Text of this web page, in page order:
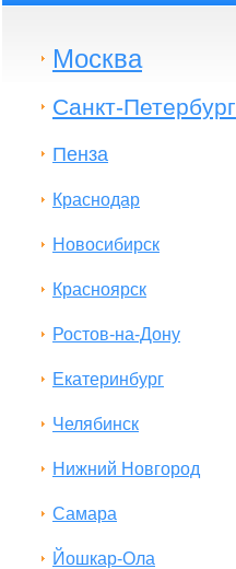
Москва
Санкт-Петербург
Пенза
Краснодар
Новосибирск
Красноярск
Ростов-на-Дону
Екатеринбург
Челябинск
Нижний Новгород
Самара
Йошкар-Ола